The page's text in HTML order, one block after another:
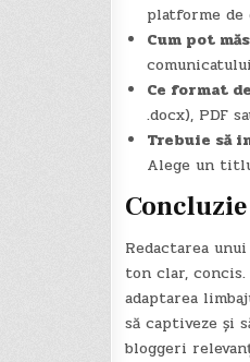
platforme
Cum pot
Ce format
.docx), PDF
Trebuie să
Alege un
Concluzie
Redactarea
ton clar,
adaptarea
să captiveze și
bloggeri